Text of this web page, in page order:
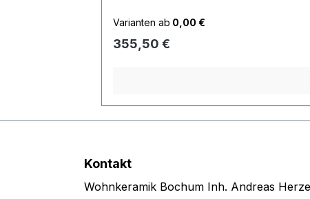
Varianten ab 0,00 €
Regulärer Preis:
355,50 €
Kontakt
Wohnkeramik Bochum Inh. Andreas